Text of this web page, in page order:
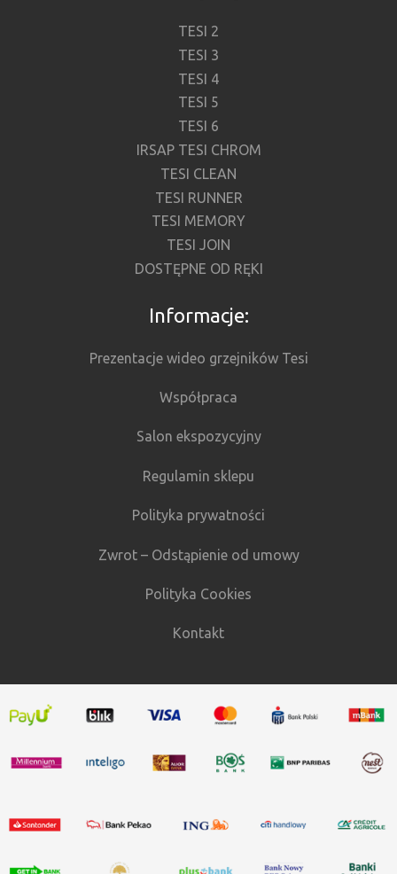
TESI 2
TESI 3
TESI 4
TESI 5
TESI 6
IRSAP TESI CHROM
TESI CLEAN
TESI RUNNER
TESI MEMORY
TESI JOIN
DOSTĘPNE OD RĘKI
Informacje:
Prezentacje wideo grzejników Tesi
Współpraca
Salon ekspozycyjny
Regulamin sklepu
Polityka prywatności
Zwrot – Odstąpienie od umowy
Polityka Cookies
Kontakt